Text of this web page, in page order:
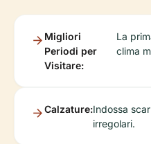
Migliori
Periodi per
Visitare:
La
clima
Calzature:Indossa
irregolari.